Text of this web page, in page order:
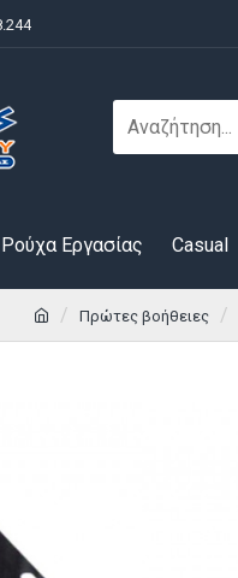
Ρούχα Εργασίας Casual
Πρώτες βοήθειες